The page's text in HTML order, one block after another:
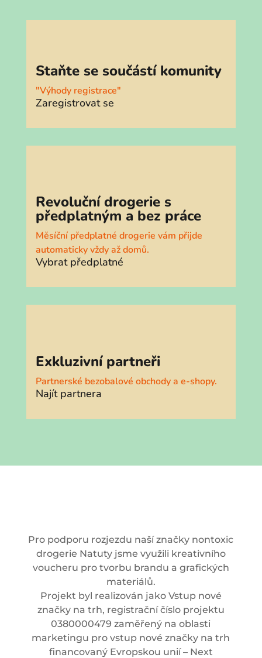
Staňte se součástí komunity
"Výhody registrace"
Zaregistrovat se
Revoluční drogerie s
předplatným a bez práce
Měsíční předplatné drogerie vám přijde
automaticky vždy až domů.
Vybrat předplatné
Exkluzivní partneři
Partnerské bezobalové obchody a e-shopy.
Najít partnera
Pro podporu rozjezdu naší značky nontoxic
drogerie Natuty jsme využili kreativního
voucheru pro tvorbu brandu a grafických
materiálů.
Projekt byl realizován jako Vstup nové
značky na trh, registrační číslo projektu
0380000479 zaměřený na oblasti
marketingu pro vstup nové značky na trh
financovaný Evropskou unií – Next